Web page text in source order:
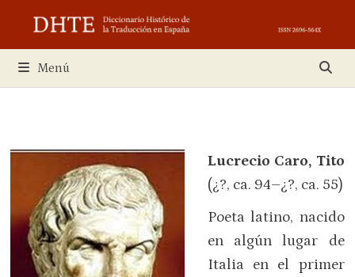
contenido
Menú
Lucrecio Caro, Tito
(¿?, ca. 94–¿?, ca. 55)
Poeta latino, nacido
en algún lugar de
Italia en el primer